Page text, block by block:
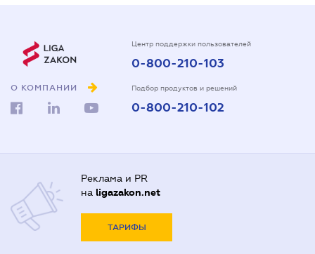
О КОМПАНИИ
Центр поддержки пользователей
0-800-210-103
Подбор продуктов и решений
0-800-210-102
Реклама и PR
на ligazakon.net
ТАРИФЫ